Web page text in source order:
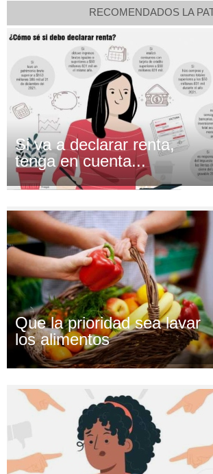
RECOMENDADOS LA
Si va a declarar renta,
tenga en cuenta...
Que la prioridad sea lavar
los alimentos